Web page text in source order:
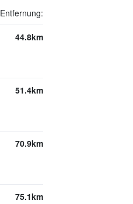
Entfernung:
44.8km
51.4km
70.9km
75.1km